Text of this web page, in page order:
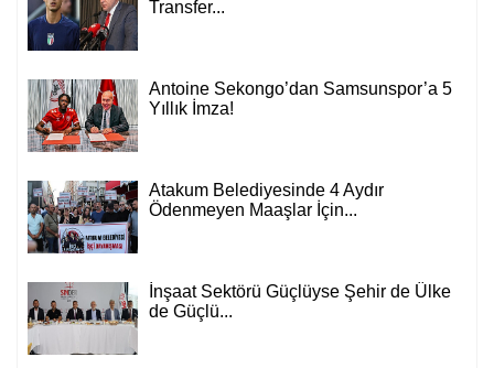
Transfer...
Antoine Sekongo’dan Samsunspor’a 5
Yıllık İmza!
Atakum Belediyesinde 4 Aydır
Ödenmeyen Maaşlar İçin...
İnşaat Sektörü Güçlüyse Şehir de Ülke
de Güçlü...